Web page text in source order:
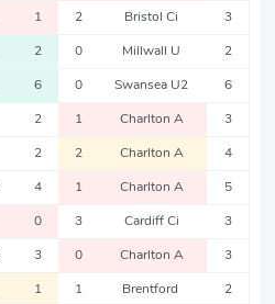
1 2 Bristol Ci 3
2 0 Millwall U 2
6 0 Swansea U2 6
2 1 Charlton A 3
2 2 Charlton A 4
4 1 Charlton A 5
0 3 Cardiff Ci 3
3 0 Charlton A 3
1 1 Brentford 2